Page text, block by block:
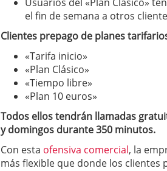
el fin de semana a otros
Clientes prepago de planes
«Tarifa inicio»
«Plan Clásico»
«Tiempo libre»
«Plan 10 euros»
Todos ellos tendrán llamadas
y domingos durante 350 minutos.
Con esta ofensiva comercial, la
más flexible que donde los